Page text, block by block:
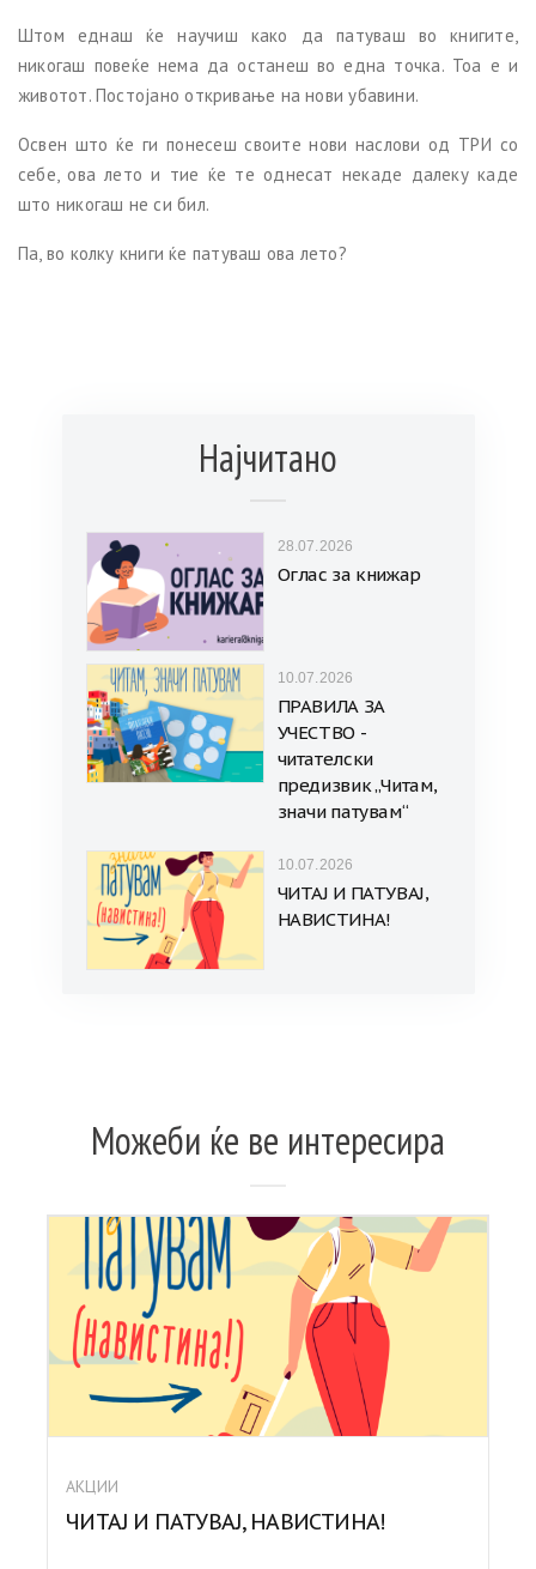
Штом еднаш ќе научиш како да патуваш во книгите,
никогаш повеќе нема да останеш во една точка. Тоа е и
животот. Постојано откривање на нови убавини.
Освен што ќе ги понесеш своите нови наслови од ТРИ со
себе, ова лето и тие ќе те однесат некаде далеку каде
што никогаш не си бил.
Па, во колку книги ќе патуваш ова лето?
Најчитано
28.07.2026
Оглас за книжар
10.07.2026
ПРАВИЛА ЗА
УЧЕСТВО -
читателски
предизвик „Читам,
значи патувам“
10.07.2026
ЧИТАЈ И ПАТУВАЈ,
НАВИСТИНА!
Можеби ќе ве интересира
АКЦИИ
ЧИТАЈ И ПАТУВАЈ, НАВИСТИНА!